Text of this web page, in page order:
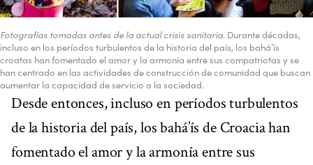
Fotografías tomadas antes de la actual crisis sanitaria. Durante décadas,
incluso en los períodos turbulentos de la historia del país, los bahá’ís
croatas han fomentado el amor y la armonía entre sus compatriotas y se
han centrado en las actividades de construcción de comunidad que buscan
aumentar la capacidad de servicio a la sociedad.
Desde entonces, incluso en períodos turbulentos
de la historia del país, los bahá’ís de Croacia han
fomentado el amor y la armonía entre sus